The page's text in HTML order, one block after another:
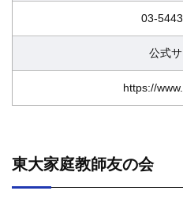
03-
公式
https://
東大家庭教師友の会